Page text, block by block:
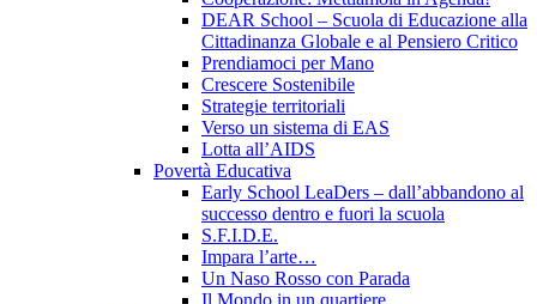
DEAR School – Scuola di Educazione alla
Cittadinanza Globale e al Pensiero Critico
Prendiamoci per Mano
Crescere Sostenibile
Strategie territoriali
Verso un sistema di EAS
Lotta all’AIDS
Povertà Educativa
Early School LeaDers – dall’abbandono al
successo dentro e fuori la scuola
S.F.I.D.E.
Impara l’arte…
Un Naso Rosso con Parada
Il Mondo in un quartiere